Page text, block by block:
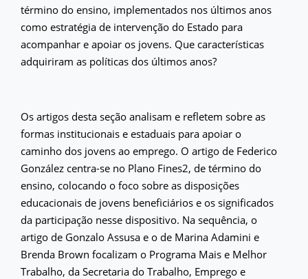
término do ensino, implementados nos últimos anos
como estratégia de intervenção do Estado para
acompanhar e apoiar os jovens. Que características
adquiriram as políticas dos últimos anos?
Os artigos desta seção analisam e refletem sobre as
formas institucionais e estaduais para apoiar o
caminho dos jovens ao emprego. O artigo de Federico
González centra-se no Plano Fines2, de término do
ensino, colocando o foco sobre as disposições
educacionais de jovens beneficiários e os significados
da participação nesse dispositivo. Na sequência, o
artigo de Gonzalo Assusa e o de Marina Adamini e
Brenda Brown focalizam o Programa Mais e Melhor
Trabalho, da Secretaria do Trabalho, Emprego e